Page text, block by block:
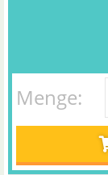
Menge: